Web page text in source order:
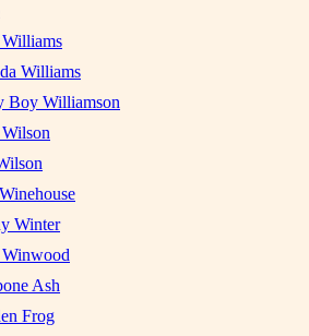
Williams
Boy Williamson
Winter
Winwood
Ash
Frog